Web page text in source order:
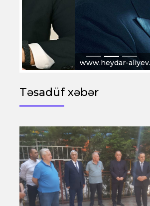
www.heydar-aliyev.org
Təsadüf xəbər